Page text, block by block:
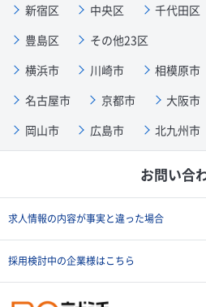
新宿区
中央区 千代田区
豊島区
その他23区
横浜市
川崎市 相模原市
名古屋市
京都市 大阪市
岡山市
広島市 北九州市
お問い合
求人情報の内容が事実と違った場合
採用検討中の企業様はこちら